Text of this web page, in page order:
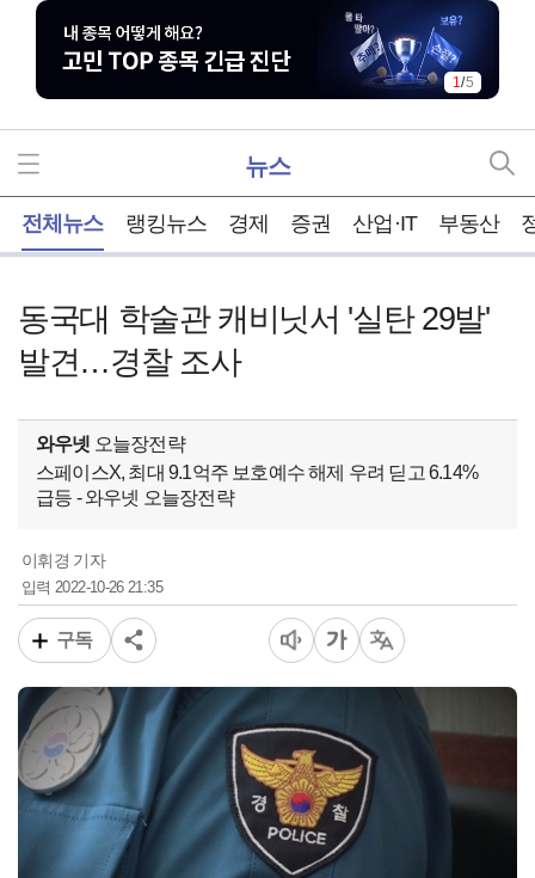
1/5
뉴스
전체뉴스 랭킹뉴스 경제 증권 산업·IT 부동산
동국대 학술관 캐비닛서 '실탄 29발'
발견…경찰 조사
와우넷 오늘장전략
스페이스X, 최대 9.1억주 보호예수 해제 우려 딛고 6.14%
급등 - 와우넷 오늘장전략
이휘경 기자
입력2022-10-26 21:35
구독